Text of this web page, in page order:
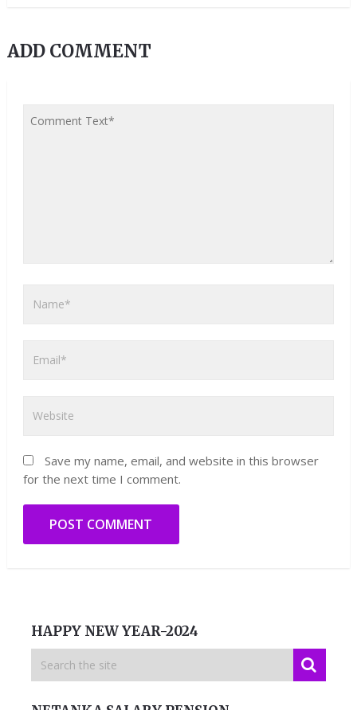
ADD COMMENT
Save my name, email, and website in this browser
for the next time I comment.
HAPPY NEW YEAR-2024